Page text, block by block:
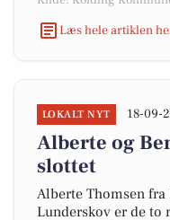
Læs hele artiklen
LOKALT NYT 18-09-
Alberte og
slottet
Alberte Thomsen
Lunderskov er de